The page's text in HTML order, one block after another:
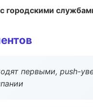
городскими
первыми, push-